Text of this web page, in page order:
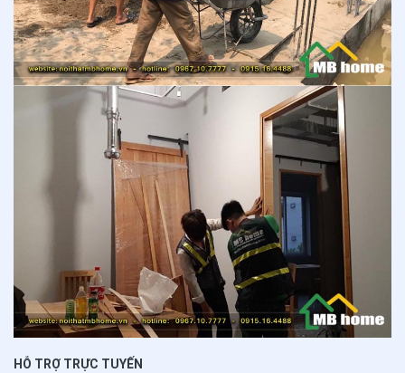
HỖ TRỢ TRỰC TUYẾN